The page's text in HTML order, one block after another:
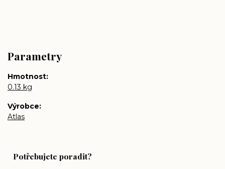
Parametry
Hmotnost
0.13 kg
Výrobce
Atlas
Potřebujete poradit?